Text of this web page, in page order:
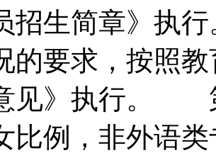
招生简章》执
的要求，按照
见》执行。
比例，非外语